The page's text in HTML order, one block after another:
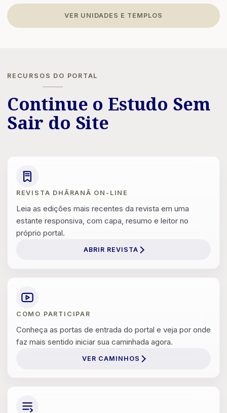
VER UNIDADES E TEMPLOS
RECURSOS DO PORTAL
Continue o Estudo Sem
Sair do Site
REVISTA DHÂRANÂ ON-LINE
Leia as edições mais recentes da revista em uma
estante responsiva, com capa, resumo e leitor no
próprio portal.
ABRIR REVISTA
COMO PARTICIPAR
Conheça as portas de entrada do portal e veja por onde
faz mais sentido iniciar sua caminhada agora.
VER CAMINHOS